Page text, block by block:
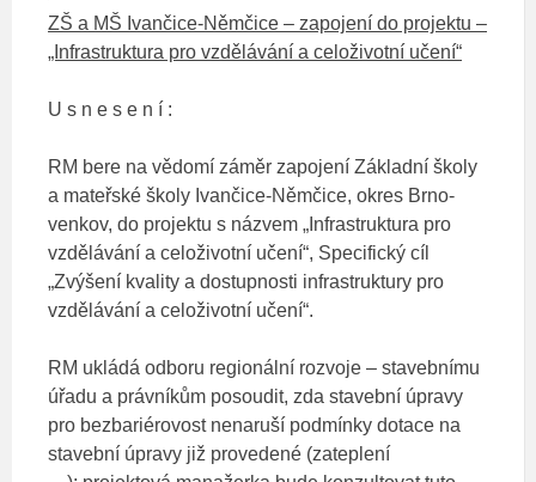
ZŠ a MŠ Ivančice-Němčice – zapojení do projektu –
„Infrastruktura pro vzdělávání a celoživotní učení“
U s n e s e n í :
RM bere na vědomí záměr zapojení Základní školy
a mateřské školy Ivančice-Němčice, okres Brno-
venkov, do projektu s názvem „Infrastruktura pro
vzdělávání a celoživotní učení“, Specifický cíl
„Zvýšení kvality a dostupnosti infrastruktury pro
vzdělávání a celoživotní učení“.
RM ukládá odboru regionální rozvoje – stavebnímu
úřadu a právníkům posoudit, zda stavební úpravy
pro bezbariérovost nenaruší podmínky dotace na
stavební úpravy již provedené (zateplení